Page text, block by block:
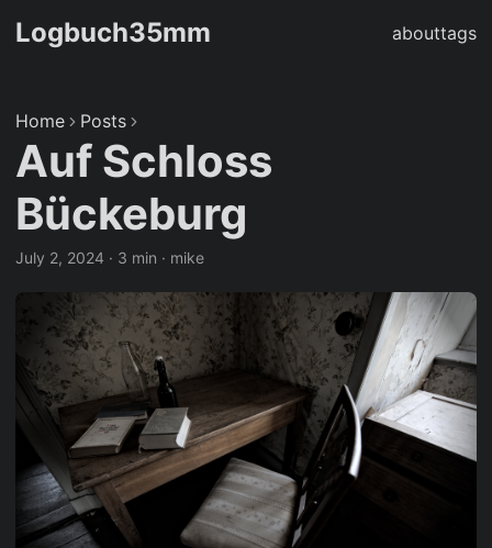
Logbuch35mm abouttags
Home Posts
Auf Schloss
Bückeburg
July 2, 2024 · 3 min · mike